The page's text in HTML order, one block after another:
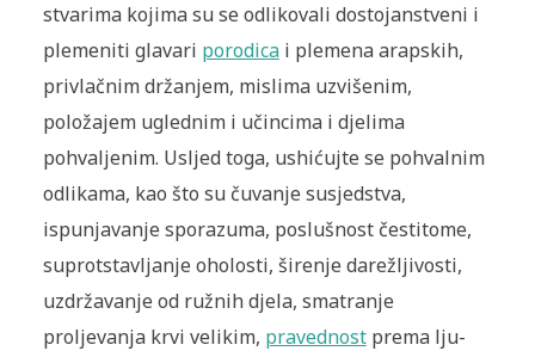
stvarima kojima su se odlikovali dostojanstveni i
plemeniti glavari porodicai plemena arapskih,
privlačnim držanjem, mislima uzvišenim,
položajem uglednim i učincima i djelima
pohvaljenim. Usljed toga, ushićujte se pohvalnim
odlikama, kao što su čuvanje susjedstva,
ispunjavanje sporazuma, poslušnost česti­tome,
suprotstavljanje oholosti, širenje darežljivosti,
uzdržavanje od ružnih djela, smatranje
proljevanja krvi velikim, pravednostprema lju­